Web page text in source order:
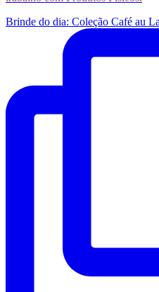
Brinde do dia: Coleção Café au